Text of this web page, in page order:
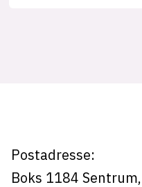
Postadresse:
Boks 1184 Sentrum,